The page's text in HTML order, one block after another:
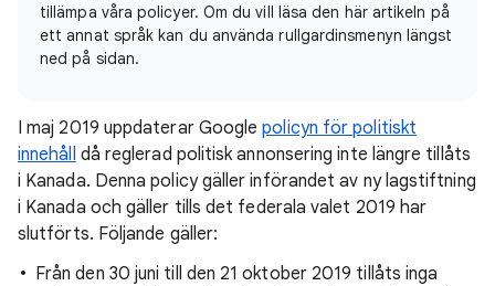
tillämpa våra policyer. Om du vill läsa den här artikeln på
ett annat språk kan du använda rullgardinsmenyn längst
ned på sidan.
I maj 2019 uppdaterar Googlepolicyn för politiskt
innehåll då reglerad politisk annonsering inte längre tillåts
i Kanada. Denna policy gäller införandet av ny lagstiftning
i Kanada och gäller tills det federala valet 2019 har
slutförts. Följande gäller:
Från den 30 juni till den 21 oktober 2019 tillåts inga